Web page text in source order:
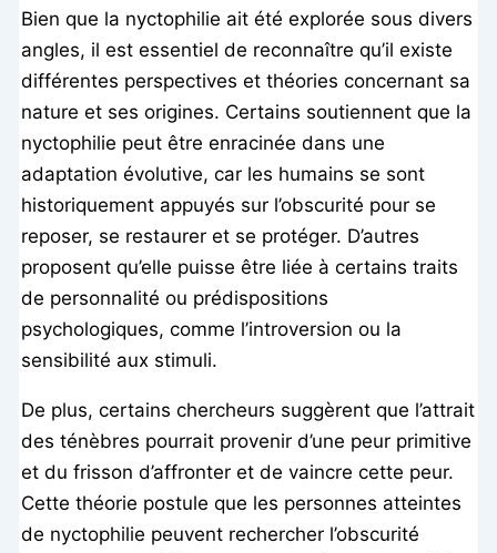
Bien que la nyctophilie ait été explorée sous divers
angles, il est essentiel de reconnaître qu’il existe
différentes perspectives et théories concernant sa
nature et ses origines. Certains soutiennent que la
nyctophilie peut être enracinée dans une
adaptation évolutive, car les humains se sont
historiquement appuyés sur l’obscurité pour se
reposer, se restaurer et se protéger. D’autres
proposent qu’elle puisse être liée à certains traits
de personnalité ou prédispositions
psychologiques, comme l’introversion ou la
sensibilité aux stimuli.
De plus, certains chercheurs suggèrent que l’attrait
des ténèbres pourrait provenir d’une peur primitive
et du frisson d’affronter et de vaincre cette peur.
Cette théorie postule que les personnes atteintes
de nyctophilie peuvent rechercher l’obscurité